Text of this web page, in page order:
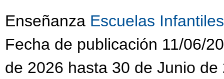
Enseñanza Escuelas Infantiles
Fecha de publicación 11/06/
de 2026 hasta 30 de Junio